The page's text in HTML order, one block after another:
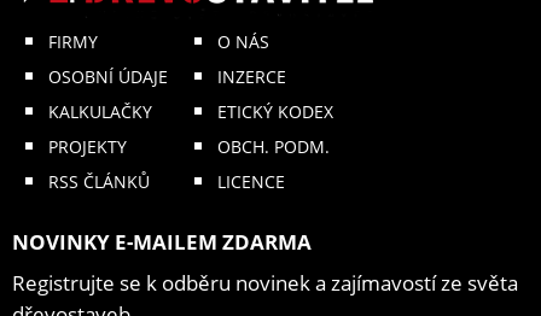
FIRMY
OSOBNÍ ÚDAJE
KALKULAČKY
PROJEKTY
RSS ČLÁNKŮ
O NÁS
INZERCE
ETICKÝ KODEX
OBCH. PODM.
LICENCE
NOVINKY E-MAILEM ZDARMA
Registrujte se k odběru novinek a zajímavostí ze světa